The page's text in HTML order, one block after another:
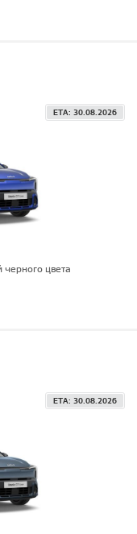
ETA: 30.08.2026
цвета
ETA: 30.08.2026